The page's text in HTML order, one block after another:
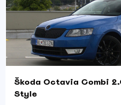
Škoda Octavia Combi
Style